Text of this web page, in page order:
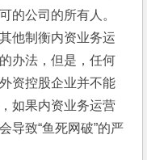
的公司的所有人。
他制衡内资业务运
办法，但是，任何
资控股企业并不能
如果内资业务运营
导致“鱼死网破”的严